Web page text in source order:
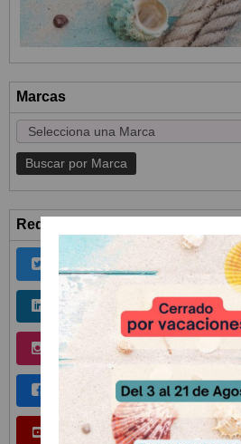
Marcas
Redes Sociales
Twitter
Linkedin
Instagram
Facebook
Youtube